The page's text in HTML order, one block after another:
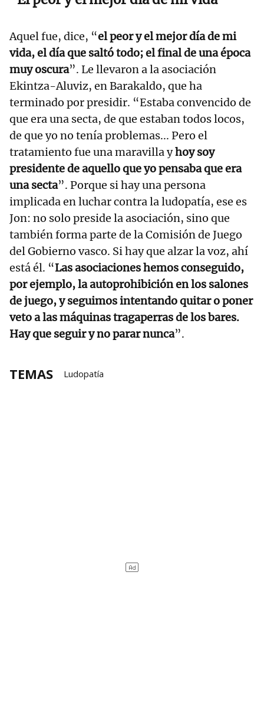
Aquel fue, dice, “el peor y el mejor día de mi
vida, el día que saltó todo; el final de una época
muy oscura”. Le llevaron a la asociación
Ekintza-Aluviz, en Barakaldo, que ha
terminado por presidir. “Estaba convencido de
que era una secta, de que estaban todos locos,
de que yo no tenía problemas... Pero el
tratamiento fue una maravilla yhoy soy
presidente de aquello que yo pensaba que era
una secta”. Porque si hay una persona
implicada en luchar contra la ludopatía, ese es
Jon: no solo preside la asociación, sino que
también forma parte de la Comisión de Juego
del Gobierno vasco. Si hay que alzar la voz, ahí
está él. “Las asociaciones hemos conseguido,
por ejemplo, la autoprohibición en los salones
de juego, y seguimos intentando quitar o poner
veto a las máquinas tragaperras de los bares.
Hay que seguir y no parar nunca”.
TEMAS Ludopatía